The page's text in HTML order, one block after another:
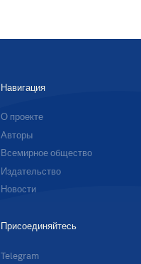
Навигация
О проекте
Авторы
Всемирное общество
Издательство
Новости
Присоединяйтесь
Telegram